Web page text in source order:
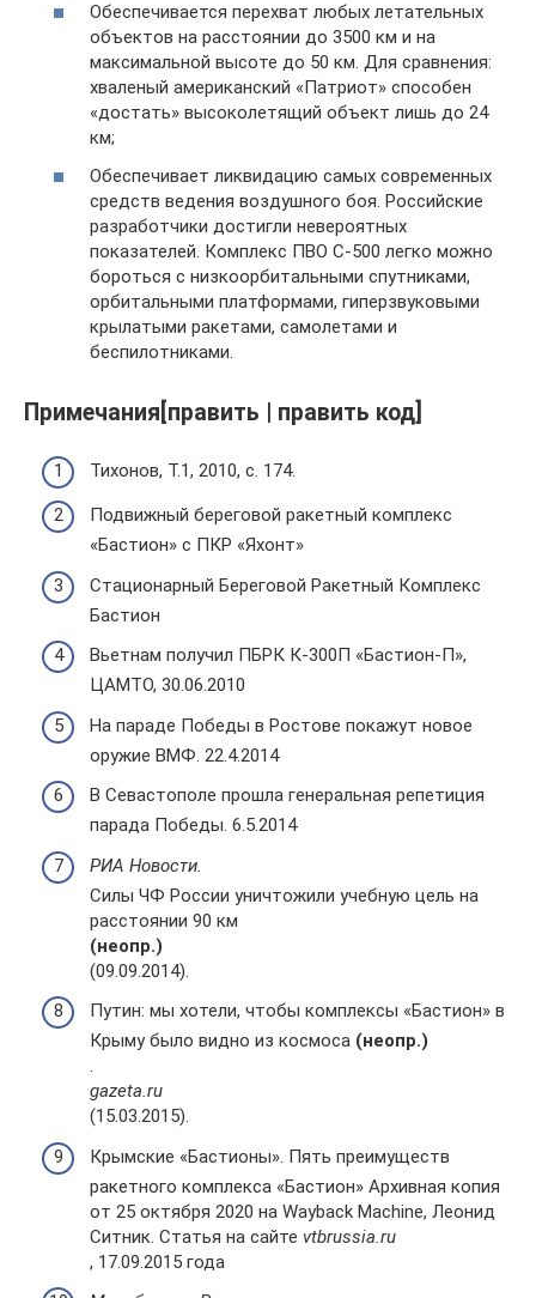
Обеспечивается перехват любых летательных
объектов на расстоянии до 3500 км и на
максимальной высоте до 50 км. Для сравнения:
хваленый американский «Патриот» способен
«достать» высоколетящий объект лишь до 24
км;
Обеспечивает ликвидацию самых современных
средств ведения воздушного боя. Российские
разработчики достигли невероятных
показателей. Комплекс ПВО С-500 легко можно
бороться с низкоорбитальными спутниками,
орбитальными платформами, гиперзвуковыми
крылатыми ракетами, самолетами и
беспилотниками.
Примечания[править | править код]
Тихонов, Т.1, 2010, с. 174.
Подвижный береговой ракетный комплекс
«Бастион» с ПКР «Яхонт»
Стационарный Береговой Ракетный Комплекс
Бастион
Вьетнам получил ПБРК К-300П «Бастион-П»,
ЦАМТО, 30.06.2010
На параде Победы в Ростове покажут новое
оружие ВМФ. 22.4.2014
В Севастополе прошла генеральная репетиция
парада Победы. 6.5.2014
РИА Новости.
Силы ЧФ России уничтожили учебную цель на
расстоянии 90 км
(неопр.)
(09.09.2014).
Путин: мы хотели, чтобы комплексы «Бастион» в
Крыму было видно из космоса (неопр.)
.
gazeta.ru
(15.03.2015).
Крымские «Бастионы». Пять преимуществ
ракетного комплекса «Бастион» Архивная копия
от 25 октября 2020 на Wayback Machine, Леонид
Ситник. Статья на сайте vtbrussia.ru
, 17.09.2015 года